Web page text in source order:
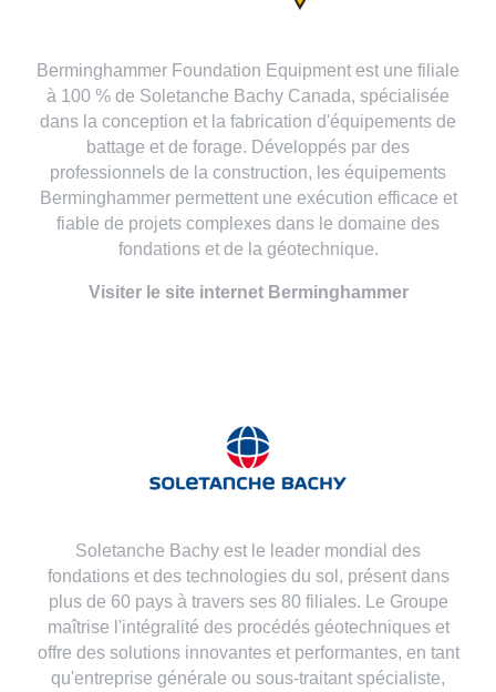
Berminghammer Foundation Equipment est une filiale
à 100 % de Soletanche Bachy Canada, spécialisée
dans la conception et la fabrication d'équipements de
battage et de forage. Développés par des
professionnels de la construction, les équipements
Berminghammer permettent une exécution efficace et
fiable de projets complexes dans le domaine des
fondations et de la géotechnique.
Visiter le site internet Berminghammer
Soletanche Bachy est le leader mondial des
fondations et des technologies du sol, présent dans
plus de 60 pays à travers ses 80 filiales. Le Groupe
maîtrise l'intégralité des procédés géotechniques et
offre des solutions innovantes et performantes, en tant
qu'entreprise générale ou sous-traitant spécialiste,